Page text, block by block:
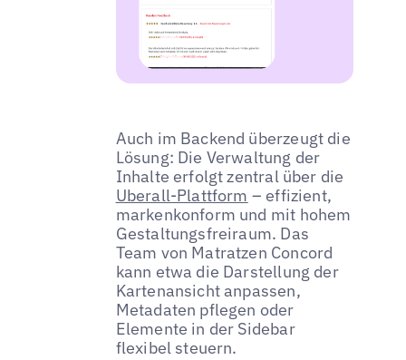
Auch im Backend überzeugt die
Lösung: Die Verwaltung der
Inhalte erfolgt zentral über die
Uberall-Plattform – effizient,
markenkonform und mit hohem
Gestaltungsfreiraum. Das
Team von Matratzen Concord
kann etwa die Darstellung der
Kartenansicht anpassen,
Metadaten pflegen oder
Elemente in der Sidebar
flexibel steuern.